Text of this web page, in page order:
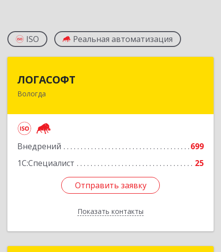
ISO Реальная автоматизация
ЛОГАСОФТ
Вологда
Внедрений
699
1С:Специалист
25
Отправить заявку
Показать контакты
160002, Вологодская обл, Вологда г, Гагарина
Отправить заявку
Назад